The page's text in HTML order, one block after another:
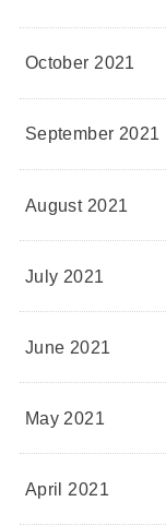
October 2021
September 2021
August 2021
July 2021
June 2021
May 2021
April 2021